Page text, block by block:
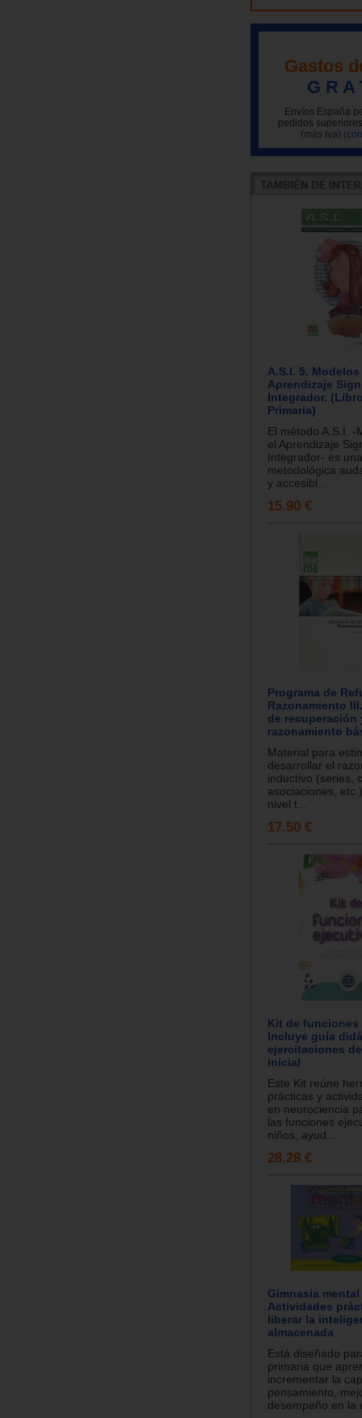
Gastos
G R A
Envíos España
pedidos
(más iva)
A.S.I. 5.
Aprendizaje
Integrador.
Primaria)
El método A.S.I. -
el Aprendizaje
Integrador- es
metodológica
y accesibl...
15.90 €
Programa de
Razonamiento
de recuperación
razonamiento
Material para
desarrollar el
inductivo (series,
asociaciones,
nivel t...
17.50 €
Kit de funciones
Incluye guía
ejercitaciones
inicial
Este Kit reúne
prácticas y
en neurociencia
las funciones
niños, ayud...
28.28 €
Gimnasia mental
Actividades
liberar la
almacenada
Está diseñado
primaria que
incrementar la
pensamiento,
desempeño en la